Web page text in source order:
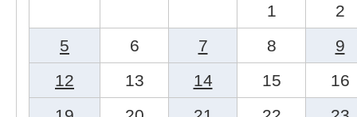
1
2
5
6 7 8
9
12
13 14 15
16